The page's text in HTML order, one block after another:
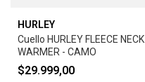
HURLEY
Cuello HURLEY FLEECE NECK
WARMER - CAMO
$29.999,00